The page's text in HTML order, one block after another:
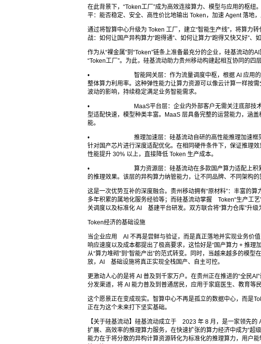
在此背景下，“Token工厂”成为高效连接算力、模型与应用的枢
平：能否稳定、安全、高性价比地输出 Token，加速 Agent 落地，
通过将智算中心升级为 Token 工厂，建立“智能生产线”，将算力
战：如何让国产异构算力“跑得通”、如何让算力“跑得又快又好”、如
作为从“裸金属”到“Token”链条上准备最充分的企业，硅基流动的
“Token工厂”。为此，硅基流动助力贵州移动构建起相互协同的四
• 智能网关层：作为流量调度中枢，根据 AI 应用的用量
整体算力利用率。这种弹性能力让算力资源可以像云计算一样按
波动的影响，持续稳定满足业务智能需求。
• MaaS平台层：企业内外部客户无需关注底部技术细节
型适配快速，模型种类丰富。MaaS 层具备完整的运营能力，涵
能。
• 推理加速层：硅基流动自研的高性能推理加速框架，通
针对国产芯片进行深度适配优化。在相同硬件条件下，保证推理
性能提升 30% 以上，直接降低 Token 生产成本。
• 算力资源层：硅基流动在多款国产算力适配上积累了深
的推理效果。该层的异构算力纳管能力，让不同品牌、不同架构
这是一次优势互补的深度融合。贵州移动拥有“原材料”：丰富的
多年积累的属地化服务经验等；而硅基流动掌握 Token“生产工
关调度以及标准化 AI 基建平台研发。双方联合将“算力仓库”升级
Token经济的基础设施
当企业应用 AI 不再是尝鲜与验证，而是真正落地并实现业务价
响应速度以及成本都提出了极高要求，这恰好是“国产算力 + 推
从“算力堆砌”到“智能产出”的范式转变。同时，当越来越多的模
放，AI 基础设施将真正实现全栈国产、自主可控。
更激动人心的是将 AI 普及到千家万户。在贵州正在推进的“全民
分发渠道，将 AI 能力普及到普通居民，应用于家庭医生、教育等
这个愿景正在变成现实。智算中心不再是孤立的数据中心，而是
正在为这个未来打下坚实基础。
【关于硅基流动】硅基流动成立于 2023 年 8 月，是一家领先
扩展、高效率的推理算力服务，在快速扩张的算力经济中成为“
能力在于将分散的异构计算资源转化为标准化的推理算力，用户